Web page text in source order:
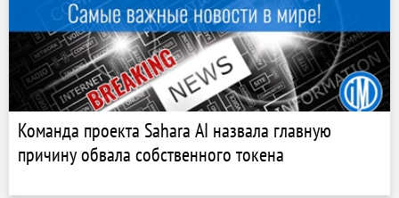
Команда проекта Sahara AI назвала главную
причину обвала собственного токена